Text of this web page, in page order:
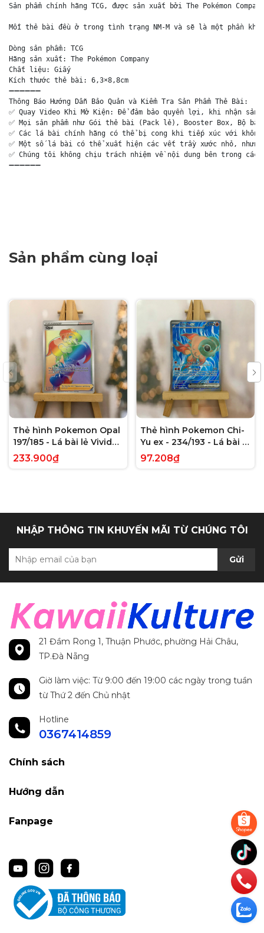
Sản phẩm chính hãng TCG, được sản xuất bởi The Pokémon
Mỗi thẻ bài đều ở trong tình trạng NM-M và sẽ là một phần
Dòng sản phẩm: TCG
Hãng sản xuất: The Pokémon Company
Chất liệu: Giấy
Kích thước thẻ bài: 6,3×8,8cm
➖➖➖➖➖➖
Thông Báo Hướng Dẫn Bảo Quản và Kiểm Tra Sản Phẩm Thẻ Bài:
✅ Quay Video Khi Mở Kiện: Để đảm bảo quyền lợi, khi nhận
✅ Mọi sản phẩm như Gói thẻ bài (Pack lẻ), Booster Box, Bộ
✅ Các lá bài chính hãng có thể bị cong khi tiếp xúc với
✅ Một số lá bài có thể xuất hiện các vết trầy xước nhỏ,
✅ Chúng tôi không chịu trách nhiệm về nội dung bên trong
➖➖➖➖➖➖
Sản phẩm cùng loại
Thẻ hình Pokemon Opal
197/185 - Lá bài lẻ Vivid
Voltage Hyper Rare tiếng
Anh chính hãng
233.900₫
Thẻ hình Pokemon Chi-
Yu ex - 234/193 - Lá bài lẻ
Paldea Evolved Full Art
Secret Rare tiếng Anh
97.208₫
NHẬP THÔNG TIN KHUYẾN MÃI TỪ CHÚNG TÔI
Gửi
21 Đầm Rong 1, Thuận Phước, phường Hải Châu,
TP.Đà Nẵng
Giờ làm việc: Từ 9:00 đến 19:00 các ngày trong tuần
từ Thứ 2 đến Chủ nhật
Hotline
0367414859
Chính sách
Hướng dẫn
Fanpage